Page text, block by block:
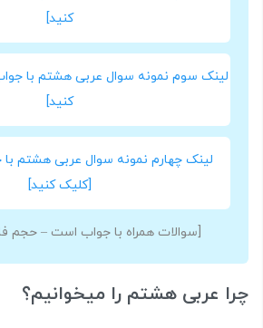
کنید]
لینک سوم نمونه سوال عربی هشتم با
کنید]
لینک چهارم نمونه سوال عربی هشتم
[کلیک کنید]
[سوالات همراه با جواب است – حجم فایل: 8
چرا عربی هشتم را میخوانیم؟